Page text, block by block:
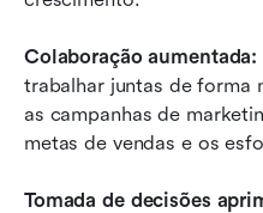
Colaboração aumentada:
trabalhar juntas de forma
as campanhas de
metas de vendas e os
Tomada de decisões